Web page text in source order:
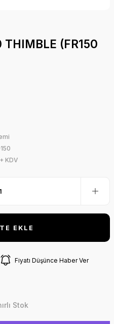
THIMBLE (FR150
KDV
EKLE
Fiyatı Düşünce Haber Ver
Stok